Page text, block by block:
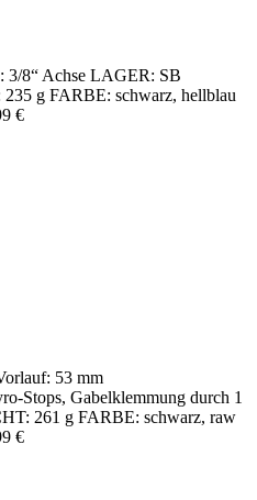
8“ Achse LAGER: SB
g FARBE: schwarz, hellblau
€
53 mm
Stops, Gabelklemmung durch 1
261 g FARBE: schwarz, raw
€